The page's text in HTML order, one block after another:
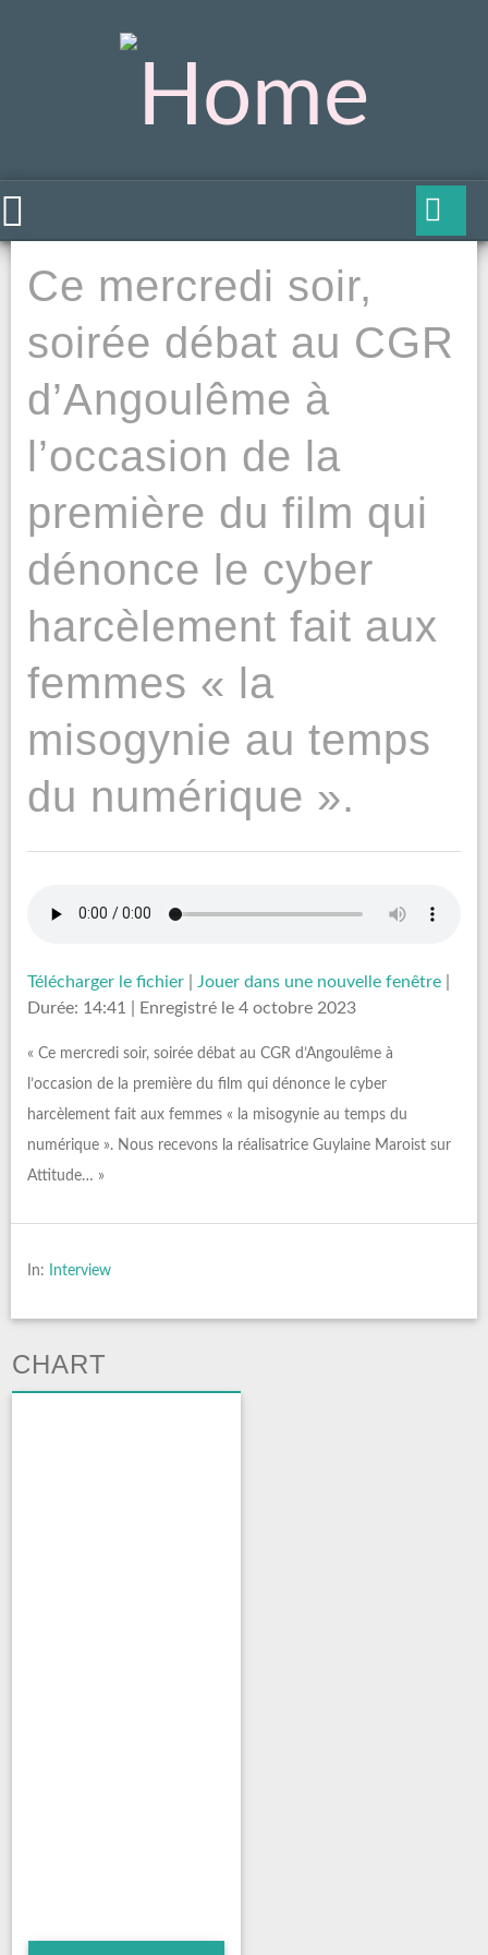
Ce mercredi soir,
soirée débat au CGR
d’Angoulême à
l’occasion de la
première du film qui
dénonce le cyber
harcèlement fait aux
femmes « la
misogynie au temps
du numérique ».
Télécharger le fichier Jouer dans une nouvelle fenêtre
Durée: 14:41
Enregistré le 4 octobre 2023
« Ce mercredi soir, soirée débat au CGR d’Angoulême à
l’occasion de la première du film qui dénonce le cyber
harcèlement fait aux femmes « la misogynie au temps du
numérique ». Nous recevons la réalisatrice Guylaine Maroist sur
Attitude… »
In: Interview
CHART